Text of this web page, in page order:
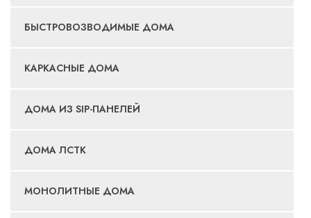
БЫСТРОВОЗВОДИМЫЕ ДОМА
КАРКАСНЫЕ ДОМА
ДОМА ИЗ SIP-ПАНЕЛЕЙ
ДОМА ЛСТК
МОНОЛИТНЫЕ ДОМА